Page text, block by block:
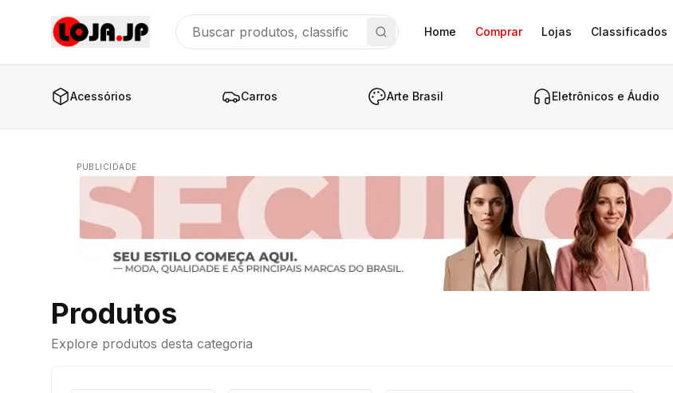
Home Comprar Lojas Classificados
Acessórios Carros Arte Brasil Eletrônicos e Áudio
PUBLICIDADE
Produtos
Explore produtos desta categoria